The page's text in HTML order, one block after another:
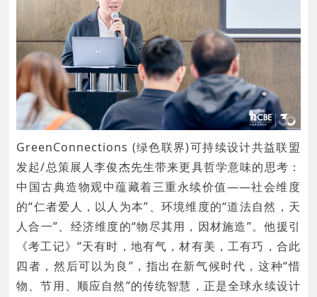
GreenConnections (绿色联界)可持续设计共益联盟
发起/总策展人李俊杰先生带来更具哲学意味的思考：
中国古典造物观中蕴藏着三重永续价值——社会维度
的“仁者爱人，以人为本”、环境维度的“道法自然，天
人合一”、经济维度的“物尽其用，因材施造”。他援引
《考工记》“天有时，地有气，材有美，工有巧，合此
四者，然后可以为良”，指出在新气候时代，这种“惜
物、节用、顺应自然”的传统智慧，正是全球永续设计